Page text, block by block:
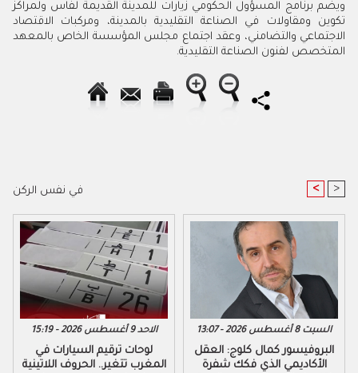
ويضم برنامج المسؤول الحكومي زيارات للمدينة القديمة لفاس ولمراكز
تكوين ومقاولات في الصناعة التقليدية بالمدينة، ومركبات الاقتصاد
الاجتماعي والتضامني، وعقد اجتماع مجلس المؤسسة الخاص بالمعهد
المتخصص لفنون الصناعة التقليدية.
في نفس الركن < >
الاحد 9 أغسطس 2026 - 15:19
لوحات ترقيم السيارات في
المغرب تتغير.. الحروف اللاتينية
السبت 8 أغسطس 2026 - 13:07
البروفيسور كمال كلوج: العقل
الأكاديمي الذي فكك شفرة